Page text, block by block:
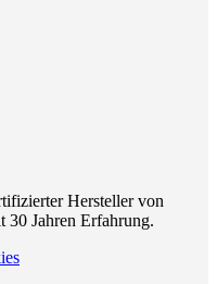
Hersteller von
30 Jahren Erfahrung.